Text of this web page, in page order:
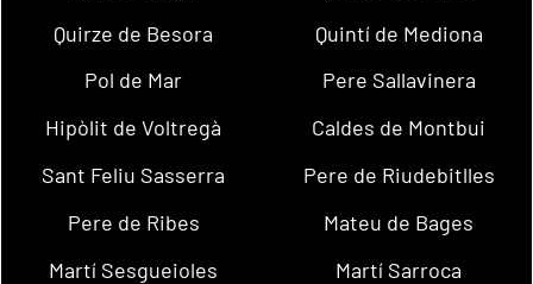
Quirze de Besora
Quintí de Mediona
Pol de Mar
Pere Sallavinera
Hipòlit de Voltregà
Caldes de Montbui
Sant Feliu Sasserra
Pere de Riudebitlles
Pere de Ribes
Mateu de Bages
Martí Sesgueioles
Martí Sarroca